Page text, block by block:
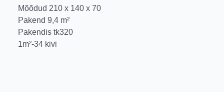
Mõõdud 210 x 140 x 70
Pakend 9,4 m²
Pakendis tk320
1m²-34 kivi